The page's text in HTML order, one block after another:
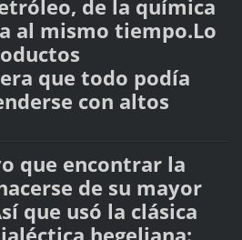
de la química
al mismo tiempo.Lo
que todo podía
con altos
que encontrar la
de su mayor
que usó la clásica